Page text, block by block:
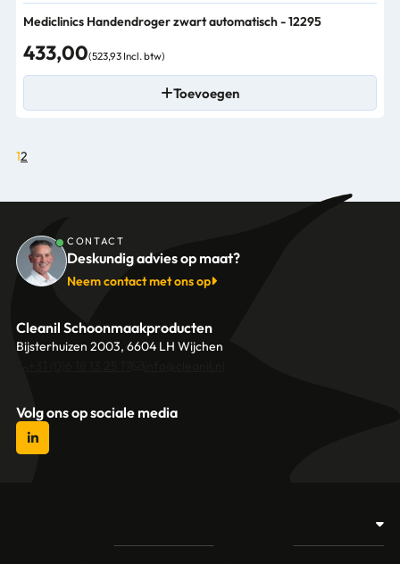
Mediclinics Handendroger zwart automatisch - 12295
433,00(523,93 Incl. btw)
Toevoegen
12
CONTACT
Deskundig advies op maat?
Neem contact met ons op
Cleanil Schoonmaakproducten
Bijsterhuizen 2003, 6604 LH Wijchen
Volg ons op sociale media